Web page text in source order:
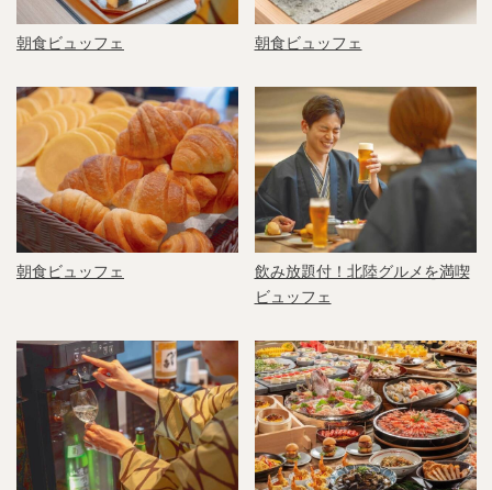
朝食ビュッフェ 朝食ビュッフェ
朝食ビュッフェ
飲み放題付！北陸グルメを満喫
ビュッフェ